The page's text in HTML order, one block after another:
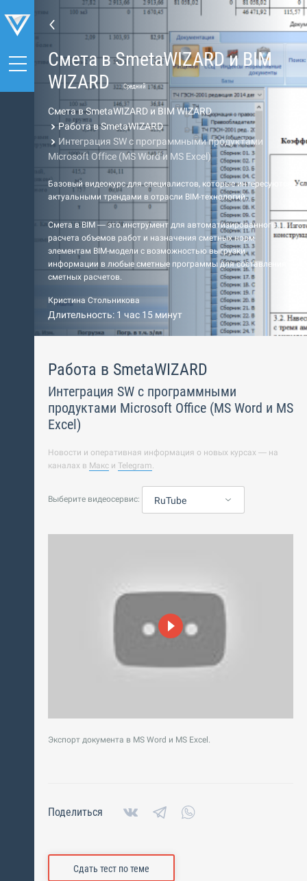
Cмета в SmetaWIZARD и BIM
WIZARD
Средний
Cмета в SmetaWIZARD и BIM WIZARD
Работа в SmetaWIZARD
Интеграция SW с программными продуктами
Microsoft Office (MS Word и MS Excel)
Базовый видеокурс для специалистов, которые интересуются
актуальными трендами в отрасли BIM-технологий.
Cмета в BIM — это инструмент для автоматизированного
расчета объемов работ и назначения сметных норм
элементам BIM-модели с возможностью выгрузки
информации в любые сметные программы для составления
сметных расчетов.
Кристина Стольникова
Длительность: 1 час 15 минут
Работа в SmetaWIZARD
Интеграция SW с программными
продуктами Microsoft Office (MS Word и MS
Excel)
Новости и оперативная информация о новых курсах — на
каналах в Макс и Telegram.
Выберите видеосервис: RuTube
Экспорт документа в MS Word и MS Excel.
Поделиться
Сдать тест по теме